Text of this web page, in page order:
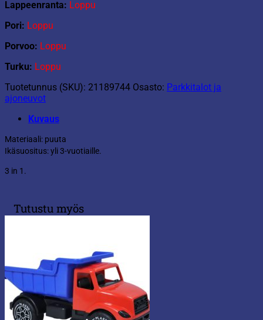
Lappeenranta: Loppu
Pori: Loppu
Porvoo: Loppu
Turku: Loppu
Tuotetunnus (SKU): 21189744 Osasto: Parkkitalot ja
ajoneuvot
Kuvaus
Materiaali: puuta
Ikäsuositus: yli 3-vuotiaille.
3 in 1.
Tutustu myös